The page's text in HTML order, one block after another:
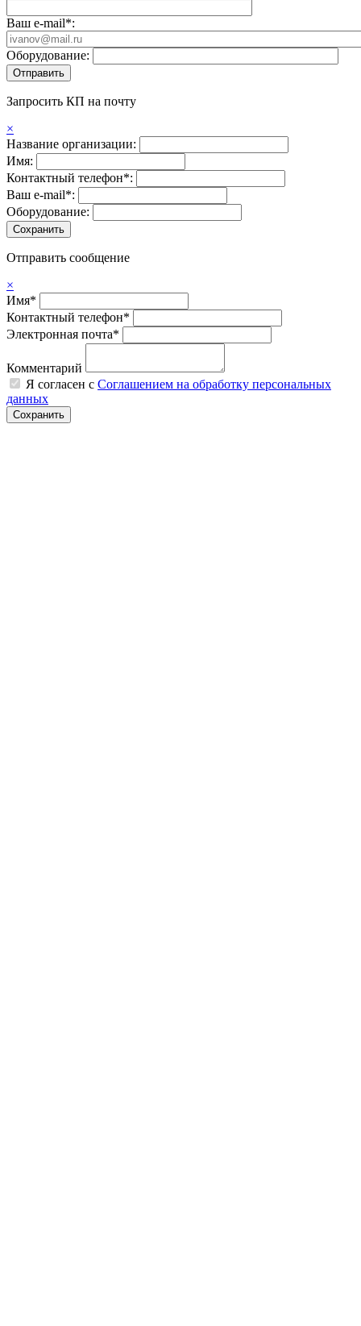
Ваш e-mail*:
Оборудование:
Запросить КП на почту
×
Название организации:
Имя:
Контактный телефон*:
Ваш e-mail*:
Оборудование:
Отправить сообщение
×
Имя*
Контактный телефон*
Электронная почта*
Комментарий
Я согласен с Соглашением на обработку персональных
данных